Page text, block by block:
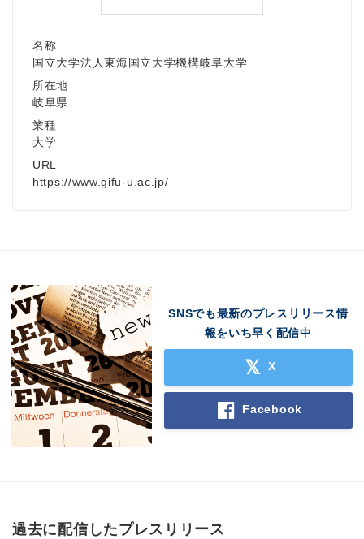
名称
国立大学法人東海国立大学機構岐阜大学
所在地
岐阜県
業種
大学
URL
https://www.gifu-u.ac.jp/
SNSでも最新のプレスリリース情
報をいち早く配信中
X
Facebook
過去に配信したプレスリリース